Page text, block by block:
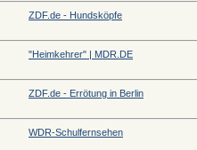
ZDF.de - Hundsköpfe
"Heimkehrer" | MDR.DE
ZDF.de - Errötung in Berlin
WDR-Schulfernsehen